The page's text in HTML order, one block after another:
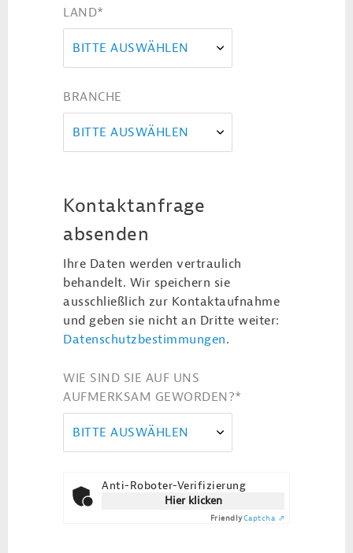
LAND*
BITTE AUSWÄHLEN
BRANCHE
BITTE AUSWÄHLEN
Kontaktanfrage
absenden
Ihre Daten werden vertraulich
behandelt. Wir speichern sie
ausschließlich zur Kontaktaufnahme
und geben sie nicht an Dritte weiter:
Datenschutzbestimmungen.
WIE SIND SIE AUF UNS
AUFMERKSAM GEWORDEN?*
BITTE AUSWÄHLEN
Anti-Roboter-Verifizierung
Hier klicken
FriendlyCaptcha ⇗